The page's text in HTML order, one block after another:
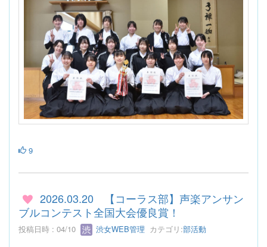
9
2026.03.20 【コーラス部】声楽アンサン
ブルコンテスト全国大会優良賞！
投稿日時 : 04/10 渋女WEB管理 カテゴリ:部活動